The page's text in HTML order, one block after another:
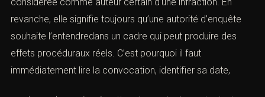
infraction. En revanche, elle signifie toujours qu’une
autorité d’enquête souhaite l’entendredans un cadre qui
peut produire des effets procéduraux réels. C’est
pourquoi il faut immédiatement lire la convocation,